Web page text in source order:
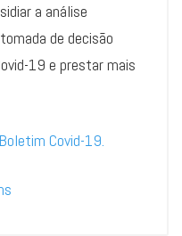
a análise
de decisão
19 e prestar mais
Covid-19.